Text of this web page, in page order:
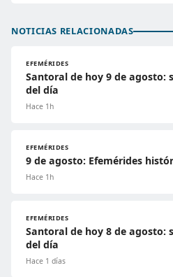
NOTICIAS RELACIONADAS
EFEMÉRIDES
Santoral de hoy 9 de agosto:
del día
Hace 1h
EFEMÉRIDES
9 de agosto: Efemérides
Hace 1h
EFEMÉRIDES
Santoral de hoy 8 de agosto:
del día
Hace 1 días